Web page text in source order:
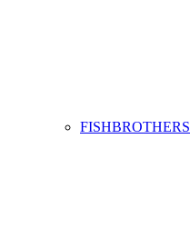
FISHBROTHERS